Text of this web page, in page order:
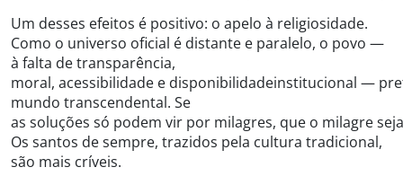
Um desses efeitos é positivo: o apelo à religiosidade.
Como o universo oficial é distante e paralelo, o povo —
à falta de transparência,
moral, acessibilidade e disponibilidadeinstitucional —
mundo transcendental. Se
as soluções só podem vir por milagres, que o milagre
Os santos de sempre, trazidos pela cultura tradicional,
são mais críveis.